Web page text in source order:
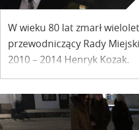
W wieku 80 lat zmarł
przewodniczący Rady
2010 – 2014 Henryk Kozak.